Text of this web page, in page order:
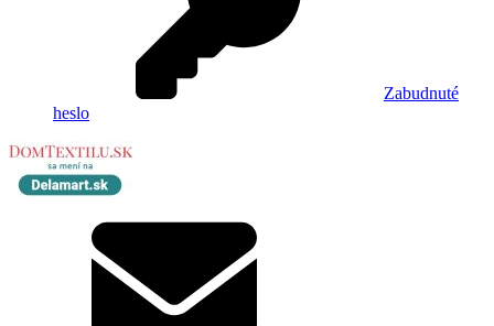
Zabudnuté
heslo